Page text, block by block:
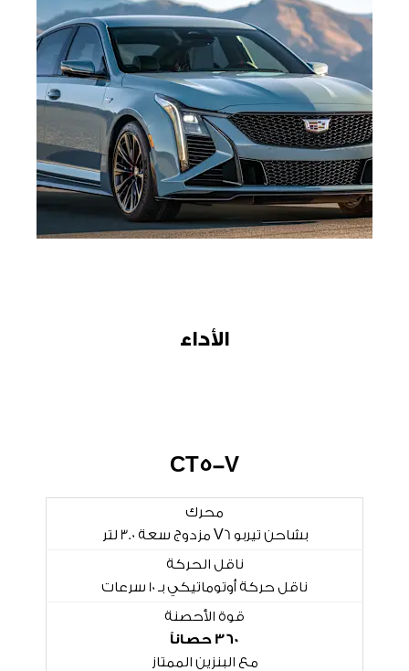
الأداء
CT5-V
محرك
بشاحن تيربو V6 مزدوج سعة 3.0 لتر
ناقل الحركة
ناقل حركة أوتوماتيكي بـ 10 سرعات
قوة الأحصنة
360 حصاناً
مع البنزين الممتاز